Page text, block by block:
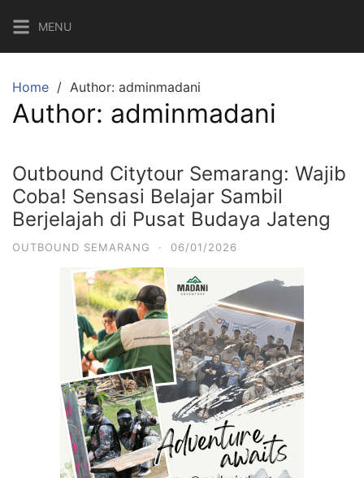
content
MENU
Home Author: adminmadani
Author: adminmadani
Outbound Citytour Semarang: Wajib
Coba! Sensasi Belajar Sambil
Berjelajah di Pusat Budaya Jateng
OUTBOUND SEMARANG · 06/01/2026